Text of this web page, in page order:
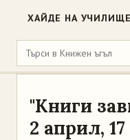
ХАЙДЕ НА УЧИЛИЩЕ
"Книги
2 април,